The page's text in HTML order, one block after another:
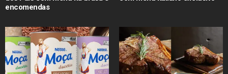
encomendas